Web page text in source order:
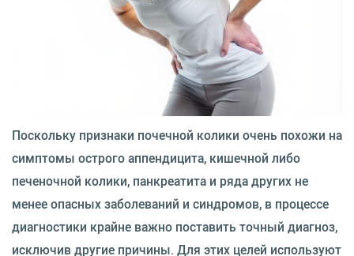
Поскольку признаки почечной колики очень похожи на
симптомы острого аппендицита, кишечной либо
печеночной колики, панкреатита и ряда других не
менее опасных заболеваний и синдромов, в процессе
диагностики крайне важно поставить точный диагноз,
исключив другие причины. Для этих целей используют